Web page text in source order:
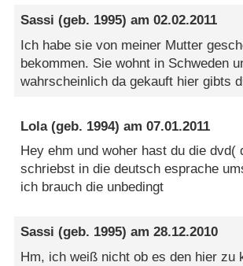
Sassi (geb. 1995) am02.02.2011
Ich habe sie von meiner Mutter
bekommen. Sie wohnt in Schweden
wahrscheinlich da gekauft hier gibts
Lola(geb. 1994) am07.01.2011
Hey ehm und woher hast du die dvd(
schriebst in die deutsch esprache
ich brauch die unbedingt
Sassi (geb. 1995) am28.12.2010
Hm, ich weiß nicht ob es den hier zu